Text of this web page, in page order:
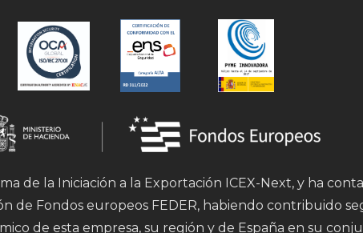
de la Iniciación a la Exportación ICEX-Next, y ha
de Fondos europeos FEDER, habiendo contribuido
de esta empresa, su región y de España en su